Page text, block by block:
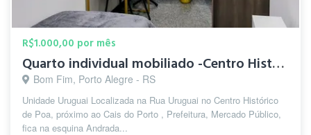
R$1.000,00 por mês
Quarto individual mobiliado -Centro Histórico
Bom Fim, Porto Alegre - RS
Unidade Uruguai Localizada na Rua Uruguai no Centro Histórico
de Poa, próximo ao Cais do Porto , Prefeitura, Mercado Público,
fica na esquina Andrada...